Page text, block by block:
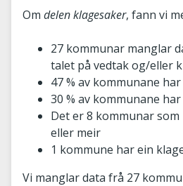
Om delen klagesaker, fann vi
27 kommunar manglar
talet på vedtak og/eller
47 % av kommunane
30 % av kommunane
Det er 8 kommunar som
eller meir
1 kommune har ein
Vi manglar data frå 27